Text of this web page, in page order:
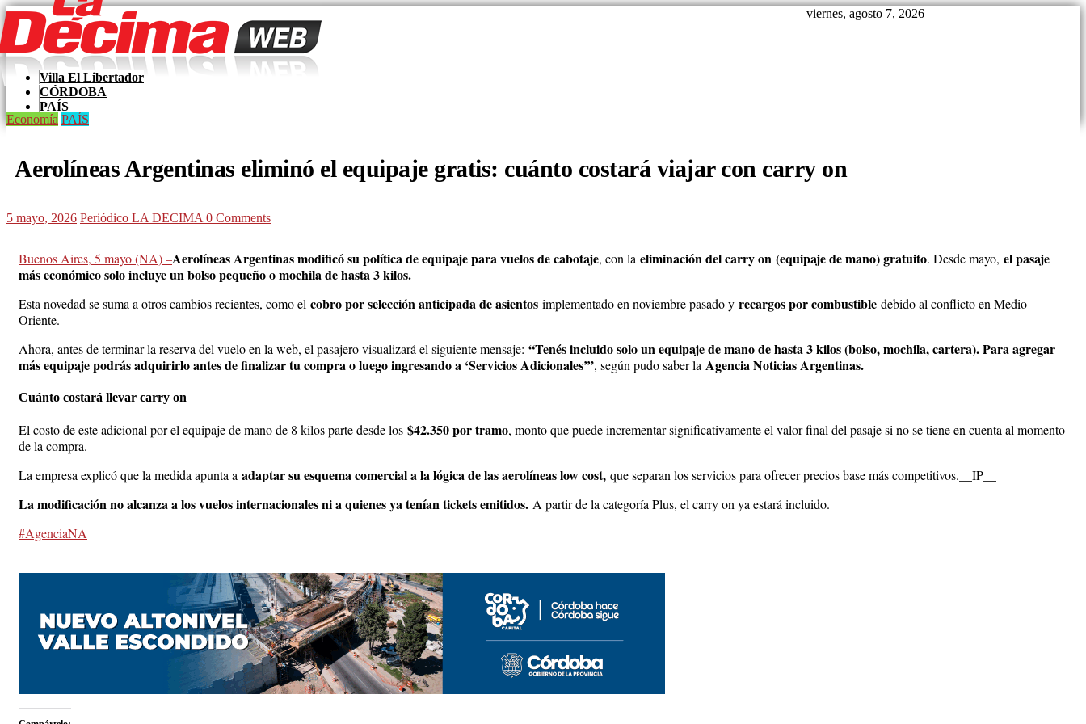
Skip
content
viernes, agosto 7, 2026
LaDecima
Villa El Libertador
CÓRDOBA
PAÍS
MUNDO
Economía PAÍS
Aerolíneas Argentinas eliminó el equipaje gratis: cuánto costará viajar con carry on
5 mayo, 2026 Periódico LA DECIMA 0 Comments
Buenos Aires, 5 mayo (NA) –Aerolíneas Argentinas modificó su política de equipaje para vuelos de cabotaje, con la eliminación del carry on (equipaje de mano) gratuito. Desde mayo, el pasaje
más económico solo incluye un bolso pequeño o mochila de hasta 3 kilos.
Esta novedad se suma a otros cambios recientes, como el cobro por selección anticipada de asientos implementado en noviembre pasado y recargos por combustible debido al conflicto en Medio
Oriente.
Ahora, antes de terminar la reserva del vuelo en la web, el pasajero visualizará el siguiente mensaje: “Tenés incluido solo un equipaje de mano de hasta 3 kilos (bolso, mochila, cartera). Para agregar
más equipaje podrás adquirirlo antes de finalizar tu compra o luego ingresando a ‘Servicios Adicionales’”, según pudo saber la Agencia Noticias Argentinas.
Cuánto costará llevar carry on
El costo de este adicional por el equipaje de mano de 8 kilos parte desde los $42.350 por tramo, monto que puede incrementar significativamente el valor final del pasaje si no se tiene en cuenta al momento
de la compra.
La empresa explicó que la medida apunta a adaptar su esquema comercial a la lógica de las aerolíneas low cost, que separan los servicios para ofrecer precios base más competitivos. __IP__
La modificación no alcanza a los vuelos internacionales ni a quienes ya tenían tickets emitidos. A partir de la categoría Plus, el carry on ya estará incluido.
#AgenciaNA